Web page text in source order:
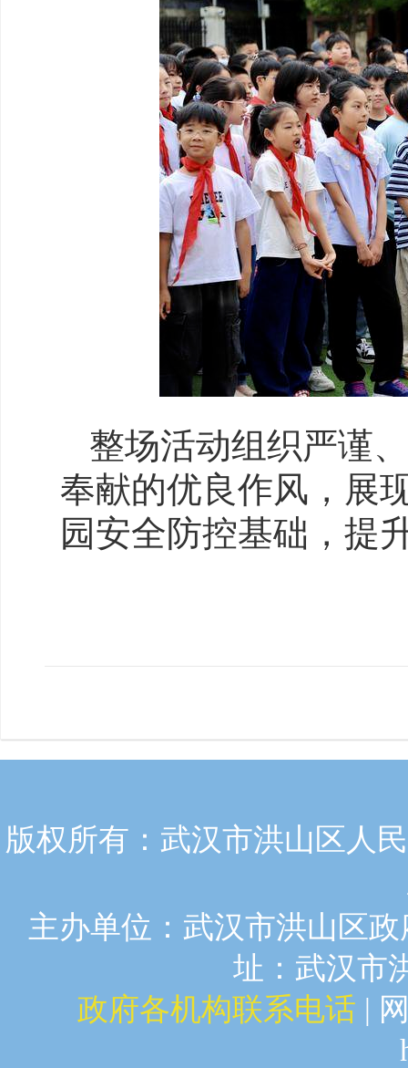
整场活动组织严谨
奉献的优良作风，展
园安全防控基础，提
版权所有：武汉市洪山区人
主办单位：武汉市洪山区
址：武汉市
政府各机构联系电话 |